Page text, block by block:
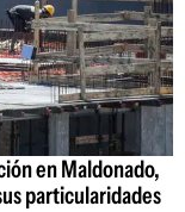
en Maldonado,
particularidades